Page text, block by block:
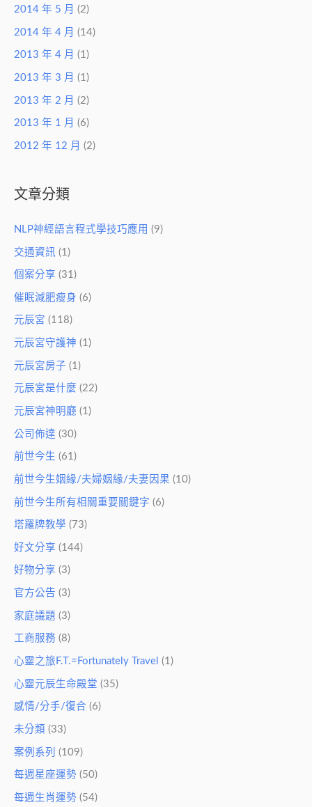
2014 年 5 月 (2)
2014 年 4 月 (14)
2013 年 4 月 (1)
2013 年 3 月 (1)
2013 年 2 月 (2)
2013 年 1 月 (6)
2012 年 12 月 (2)
文章分類
NLP神經語言程式學技巧應用 (9)
交通資訊 (1)
個案分享 (31)
催眠減肥瘦身 (6)
元辰宮 (118)
元辰宮守護神 (1)
元辰宮房子 (1)
元辰宮是什麼 (22)
元辰宮神明廳 (1)
公司佈達 (30)
前世今生 (61)
前世今生姻緣/夫婦姻緣/夫妻因果 (10)
前世今生所有相關重要關鍵字 (6)
塔羅牌教學 (73)
好文分享 (144)
好物分享 (3)
官方公告 (3)
家庭議題 (3)
工商服務 (8)
心靈之旅F.T.=Fortunately Travel (1)
心靈元辰生命殿堂 (35)
感情/分手/復合 (6)
未分類 (33)
案例系列 (109)
每週星座運勢 (50)
每週生肖運勢 (54)